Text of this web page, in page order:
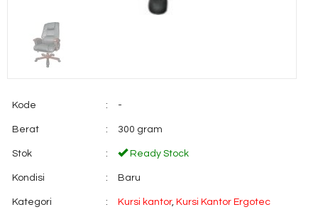
Kode : -
Berat : 300 gram
Stok : Ready Stock
Kondisi : Baru
Kategori : Kursi kantor, Kursi Kantor Ergotec